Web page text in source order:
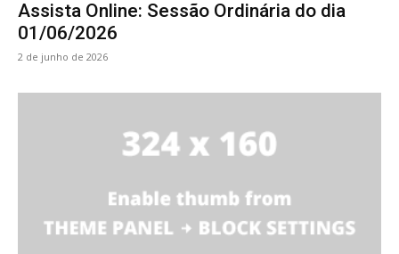
Assista Online: Sessão Ordinária do dia
01/06/2026
2 de junho de 2026